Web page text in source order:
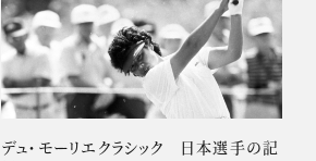
デュ・モーリエクラシック 日本選手の記